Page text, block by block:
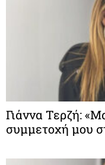
Γιάννα Τερζή:
συμμετοχή μου